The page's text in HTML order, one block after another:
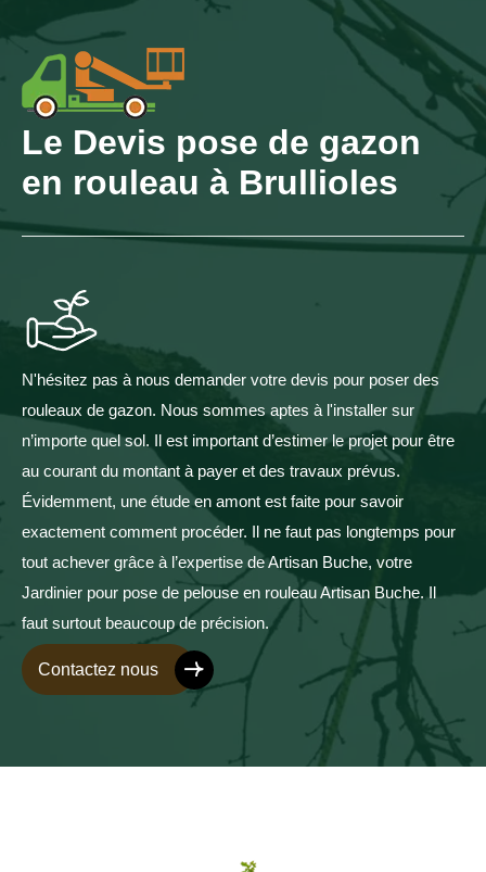
Le Devis pose de gazon
en rouleau à Brullioles
N'hésitez pas à nous demander votre devis pour poser des
rouleaux de gazon. Nous sommes aptes à l'installer sur
n’importe quel sol. Il est important d’estimer le projet pour être
au courant du montant à payer et des travaux prévus.
Évidemment, une étude en amont est faite pour savoir
exactement comment procéder. Il ne faut pas longtemps pour
tout achever grâce à l’expertise de Artisan Buche, votre
Jardinier pour pose de pelouse en rouleau Artisan Buche. Il
faut surtout beaucoup de précision.
Contactez nous